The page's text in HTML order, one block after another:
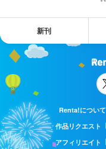
新刊
Renta!について
作品リクエスト
アフィリエイト